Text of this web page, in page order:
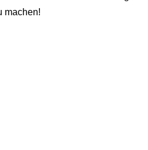
machen!